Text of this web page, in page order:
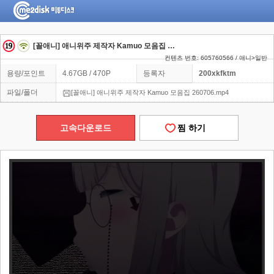
[꼴애니] 애니위주 제작자 Kamuo 모음집 260706
컨텐츠 번호: 605760566 / 애니>일반
용량/포인트 4.67GB / 470P 등록자 200xkfktm
파일/폴더 [꼴애니] 애니위주 제작자 Kamuo 모음집 260706.mp4
고속다운로드 찜 하기